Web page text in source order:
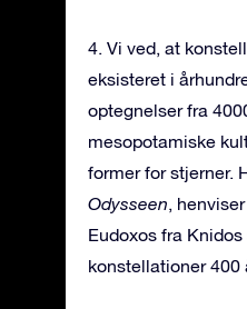
4. Vi ved, at
eksisteret i
optegnelser fra
mesopotamiske
former for stjerner.
Odysseen,
Eudoxos fra
konstellationer 400